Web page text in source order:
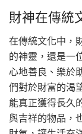
財神在傳統
在傳統文化中，
的神靈，還是一
心地善良、樂於
們對於財富的渴
能真正獲得長久
與吉祥的物品，